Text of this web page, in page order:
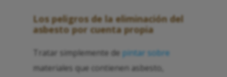
Los peligros de la eliminación del
asbesto por cuenta propia
Tratar simplemente de pintar sobre
materiales que contienen asbesto,